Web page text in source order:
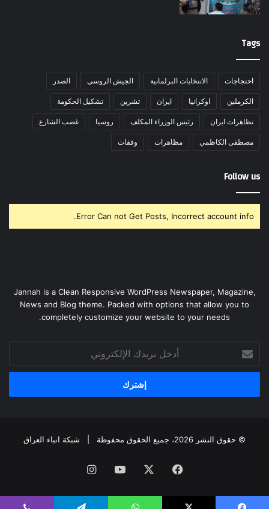
Tags
احتجاجات الانتخابات البرلمانية الجيش الروسي الصدر
الكرملين اوكرانيا ايران تشرين تشكيل الحكومة
تظاهرات ايران رئيس الوزراء المكلف روسيا غضب الشارع
مصطفى الكاظمي مظاهرات وقفات
Follow us
Error Can not Get Posts, Incorrect account info.
Jannah is a Clean Responsive WordPress Newspaper, Magazine,
News and Blog theme. Packed with options that allow you to
completely customize your website to your needs.
بريدك
الإلكتروني
© حقوق النشر 2026، جميع الحقوق محفوظة | شبكة انباء العراق
فيسبوك ‫YouTubeانستقرام